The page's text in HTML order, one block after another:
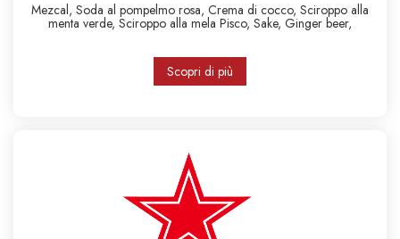
Mezcal, Soda al pompelmo rosa, Crema di cocco, Sciroppo alla
menta verde, Sciroppo alla mela Pisco, Sake, Ginger beer,
Scopri di più